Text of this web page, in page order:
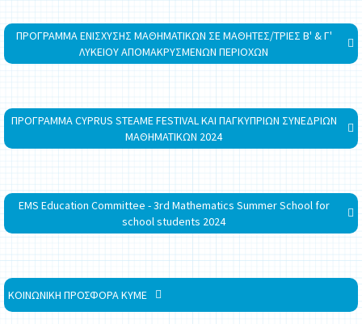
ΠΡΟΓΡΑΜΜΑ ΕΝΙΣΧΥΣΗΣ ΜΑΘΗΜΑΤΙΚΩΝ ΣΕ ΜΑΘΗΤΕΣ/ΤΡΙΕΣ Β' & Γ'
ΛΥΚΕΙΟΥ ΑΠΟΜΑΚΡΥΣΜΕΝΩΝ ΠΕΡΙΟΧΩΝ
ΠΡΟΓΡΑΜΜΑ CYPRUS STEAME FESTIVAL ΚΑΙ ΠΑΓΚΥΠΡΙΩΝ ΣΥΝΕΔΡΙΩΝ
ΜΑΘΗΜΑΤΙΚΩΝ 2024
EMS Education Committee - 3rd Mathematics Summer School for
school students 2024
ΚΟΙΝΩΝΙΚΗ ΠΡΟΣΦΟΡΑ ΚΥΜΕ